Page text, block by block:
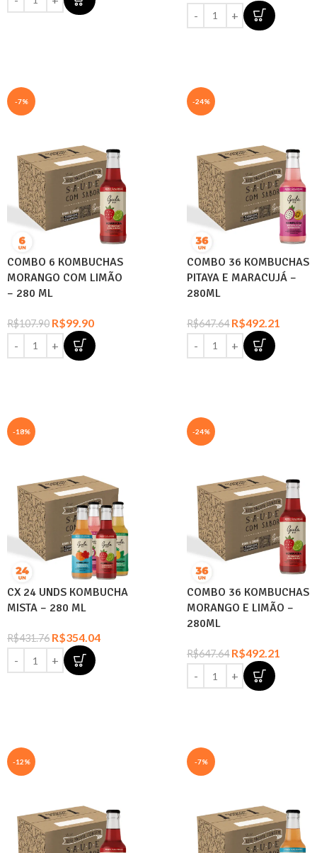
-7%
COMBO 6 KOMBUCHAS
MORANGO COM LIMÃO
– 280 ML
R$107.90 R$99.90
-24%
COMBO 36 KOMBUCHAS
PITAYA E MARACUJÁ –
280ML
R$647.64 R$492.21
-18%
CX 24 UNDS KOMBUCHA
MISTA – 280 ML
R$431.76 R$354.04
-24%
COMBO 36 KOMBUCHAS
MORANGO E LIMÃO –
280ML
R$647.64 R$492.21
-12% -7%